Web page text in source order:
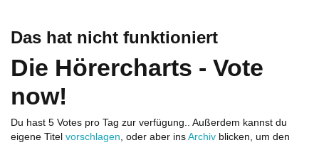
Das hat nicht funktioniert
Die Hörercharts - Vote
now!
Du hast 5 Votes pro Tag zur verfügung.. Außerdem kannst du
eigene Titel vorschlagen, oder aber ins Archiv blicken, um den